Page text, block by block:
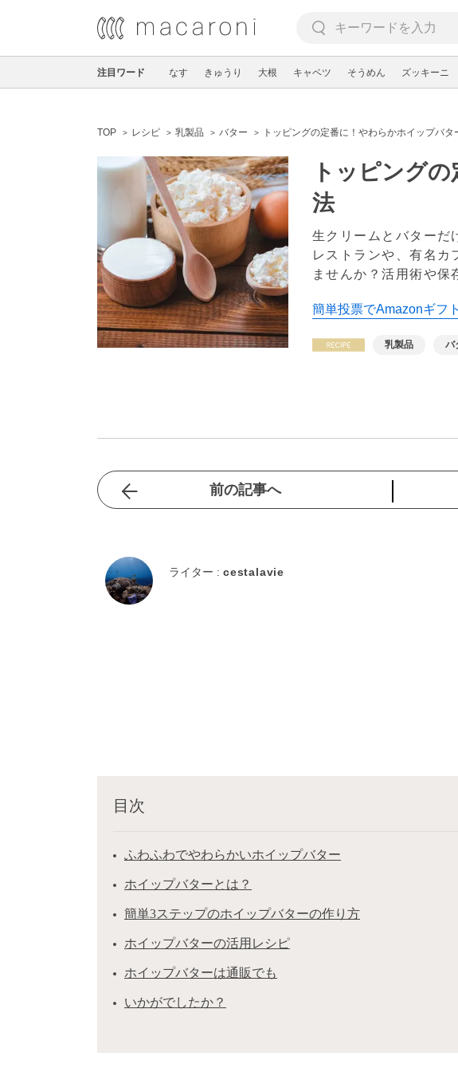
注目ワード なす きゅうり 大根 キャベツ そうめん ズッキーニ
TOP レシピ 乳製品 バター トッピングの定番に！やわらかホイップバ
トッピング
法
生クリームとバターだ
レストランや、有名カ
ませんか？活用術や保
簡単投票でAmazonギフ
乳製品 バ
前の記事へ
ライター : cestalavie
目次
ふわふわでやわらかいホイップバター
ホイップバターとは？
簡単3ステップのホイップバターの作り方
ホイップバターの活用レシピ
ホイップバターは通販でも
いかがでしたか？